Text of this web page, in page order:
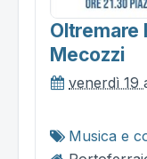
Oltremare
Mecozzi
venerdì 19
Musica e